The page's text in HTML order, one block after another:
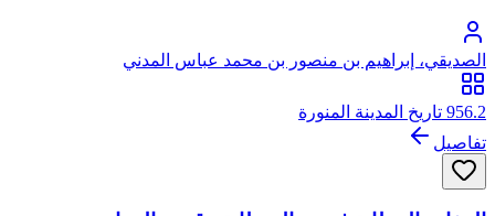
الصديقي، إبراهيم بن منصور بن محمد عباس المدني
956.2 تاريخ المدينة المنورة
تفاصيل